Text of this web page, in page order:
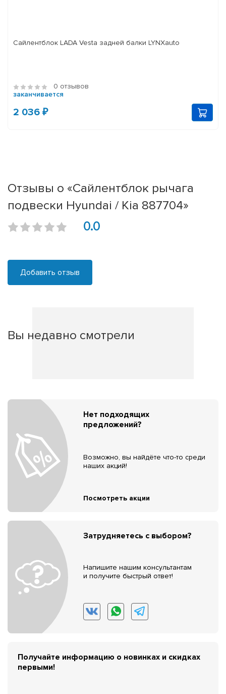
Сайлентблок LADA Vesta задней балки LYNXauto
0 отзывов
заканчивается
2 036 ₽
Отзывы о «Сайлентблок рычага
подвески Hyundai / Kia 887704»
0.0
Добавить отзыв
Вы недавно смотрели
Нет подходящих
предложений?
Возможно, вы найдёте что-то среди
наших акций!
Посмотреть акции
Затрудняетесь с выбором?
Напишите нашим консультантам
и получите быстрый ответ!
Получайте информацию о новинках и скидках
первыми!